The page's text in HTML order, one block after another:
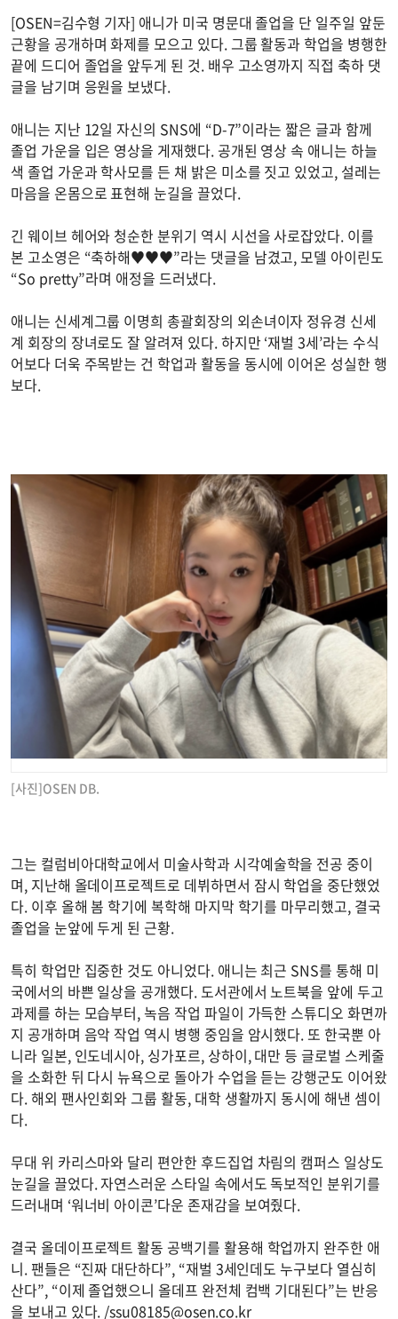
[OSEN=김수형 기자] 애니가 미국 명문대 졸업을 단 일주일 앞둔
근황을 공개하며 화제를 모으고 있다. 그룹 활동과 학업을 병행한
끝에 드디어 졸업을 앞두게 된 것. 배우 고소영까지 직접 축하 댓
글을 남기며 응원을 보냈다.
애니는 지난 12일 자신의 SNS에 “D-7”이라는 짧은 글과 함께
졸업 가운을 입은 영상을 게재했다. 공개된 영상 속 애니는 하늘
색 졸업 가운과 학사모를 든 채 밝은 미소를 짓고 있었고, 설레는
마음을 온몸으로 표현해 눈길을 끌었다.
긴 웨이브 헤어와 청순한 분위기 역시 시선을 사로잡았다. 이를
본 고소영은 “축하해♥♥♥”라는 댓글을 남겼고, 모델 아이린도
“So pretty”라며 애정을 드러냈다.
애니는 신세계그룹 이명희 총괄회장의 외손녀이자 정유경 신세
계 회장의 장녀로도 잘 알려져 있다. 하지만 ‘재벌 3세’라는 수식
어보다 더욱 주목받는 건 학업과 활동을 동시에 이어온 성실한 행
보다.
[사진]OSEN DB.
그는 컬럼비아대학교에서 미술사학과 시각예술학을 전공 중이
며, 지난해 올데이프로젝트로 데뷔하면서 잠시 학업을 중단했었
다. 이후 올해 봄 학기에 복학해 마지막 학기를 마무리했고, 결국
졸업을 눈앞에 두게 된 근황.
특히 학업만 집중한 것도 아니었다. 애니는 최근 SNS를 통해 미
국에서의 바쁜 일상을 공개했다. 도서관에서 노트북을 앞에 두고
과제를 하는 모습부터, 녹음 작업 파일이 가득한 스튜디오 화면까
지 공개하며 음악 작업 역시 병행 중임을 암시했다. 또 한국뿐 아
니라 일본, 인도네시아, 싱가포르, 상하이, 대만 등 글로벌 스케줄
을 소화한 뒤 다시 뉴욕으로 돌아가 수업을 듣는 강행군도 이어왔
다. 해외 팬사인회와 그룹 활동, 대학 생활까지 동시에 해낸 셈이
다.
무대 위 카리스마와 달리 편안한 후드집업 차림의 캠퍼스 일상도
눈길을 끌었다. 자연스러운 스타일 속에서도 독보적인 분위기를
드러내며 ‘워너비 아이콘’다운 존재감을 보여줬다.
결국 올데이프로젝트 활동 공백기를 활용해 학업까지 완주한 애
니. 팬들은 “진짜 대단하다”, “재벌 3세인데도 누구보다 열심히
산다”, “이제 졸업했으니 올데프 완전체 컴백 기대된다”는 반응
을 보내고 있다. /ssu08185@osen.co.kr